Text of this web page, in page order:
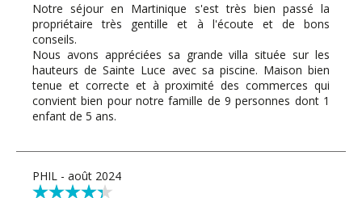
Notre séjour en Martinique s'est très bien passé la
propriétaire très gentille et à l'écoute et de bons
conseils.
Nous avons appréciées sa grande villa située sur les
hauteurs de Sainte Luce avec sa piscine. Maison bien
tenue et correcte et à proximité des commerces qui
convient bien pour notre famille de 9 personnes dont 1
enfant de 5 ans.
PHIL - août 2024